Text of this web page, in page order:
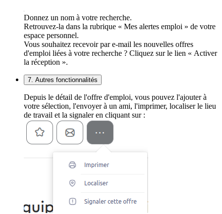
Donnez un nom à votre recherche.
Retrouvez-la dans la rubrique « Mes alertes emploi » de votre
espace personnel.
Vous souhaitez recevoir par e-mail les nouvelles offres
d'emploi liées à votre recherche ? Cliquez sur le lien « Activer
la réception ».
7. Autres fonctionnalités
Depuis le détail de l'offre d'emploi, vous pouvez l'ajouter à
votre sélection, l'envoyer à un ami, l'imprimer, localiser le lieu
de travail et la signaler en cliquant sur :